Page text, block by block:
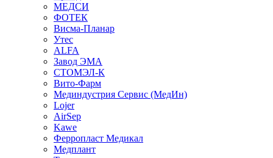
МЕДСИ
ФОТЕК
Висма-Планар
Утес
ALFA
Завод ЭМА
СТОМЭЛ-К
Вито-Фарм
Мединдустрия Сервис (МедИн)
Lojer
AirSep
Kawe
Ферропласт Медикал
Медплант